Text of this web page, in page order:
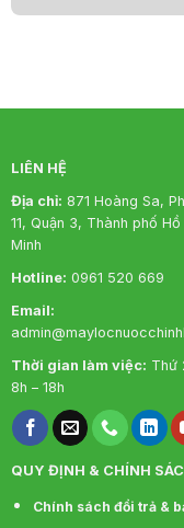
LIÊN HỆ
Địa chỉ: 871 Hoàng Sa,
11, Quận 3, Thành phố Hồ
Minh
Hotline: 0961 520 669
Email:
Thời gian làm việc: Thứ
8h – 18h
QUY ĐỊNH & CHÍNH
Chính sách đổi trả &